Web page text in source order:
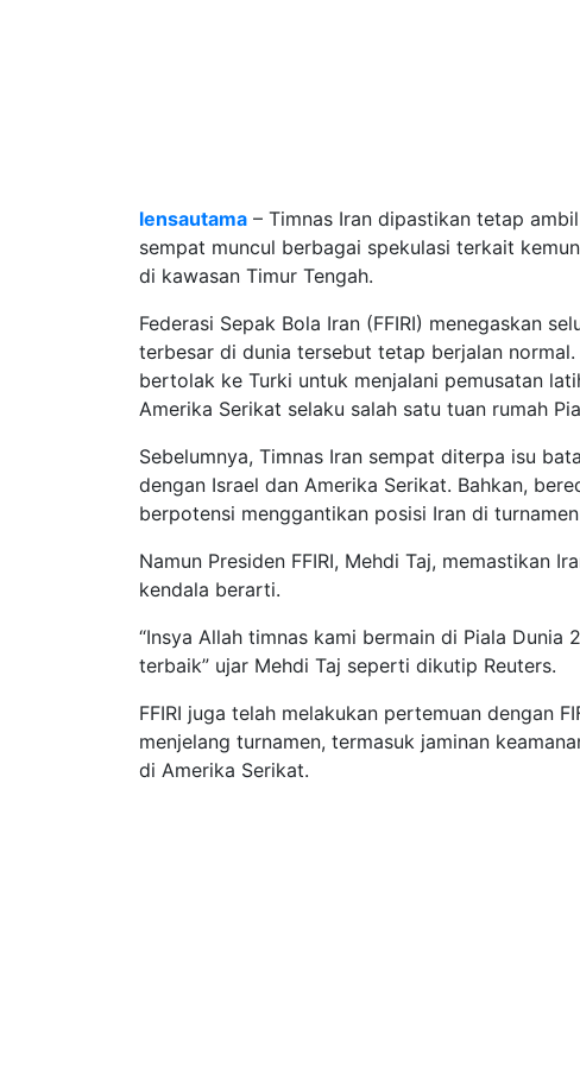
lensautama – Timnas Iran dipastikan tetap
sempat muncul berbagai spekulasi terkait
di kawasan Timur Tengah.
Federasi Sepak Bola Iran (FFIRI) menegaskan
terbesar di dunia tersebut tetap berjalan
bertolak ke Turki untuk menjalani pemusatan
Amerika Serikat selaku salah satu tuan rumah
Sebelumnya, Timnas Iran sempat diterpa isu
dengan Israel dan Amerika Serikat. Bahkan,
berpotensi menggantikan posisi Iran di
Namun Presiden FFIRI, Mehdi Taj, memastikan
kendala berarti.
“Insya Allah timnas kami bermain di Piala Dunia
terbaik” ujar Mehdi Taj seperti dikutip Reuters.
FFIRI juga telah melakukan pertemuan dengan
menjelang turnamen, termasuk jaminan
di Amerika Serikat.